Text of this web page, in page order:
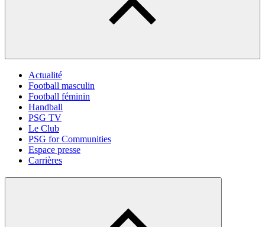
Actualité
Football masculin
Football féminin
Handball
PSG TV
Le Club
PSG for Communities
Espace presse
Carrières